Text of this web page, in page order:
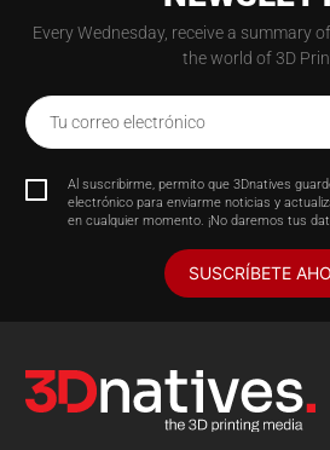
Every Wednesday, receive a summary
the world of 3D
Tu correo electrónico
Al suscribirme, permito que 3Dnatives
electrónico para enviarme noticias y
en cualquier momento. ¡No daremos tus
SUSCRÍBETE